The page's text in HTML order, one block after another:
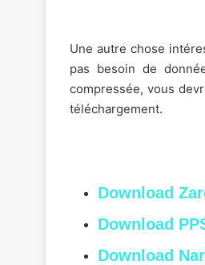
Une autre chose
pas besoin de
compressée, vous
téléchargement.
Download
Download
Download